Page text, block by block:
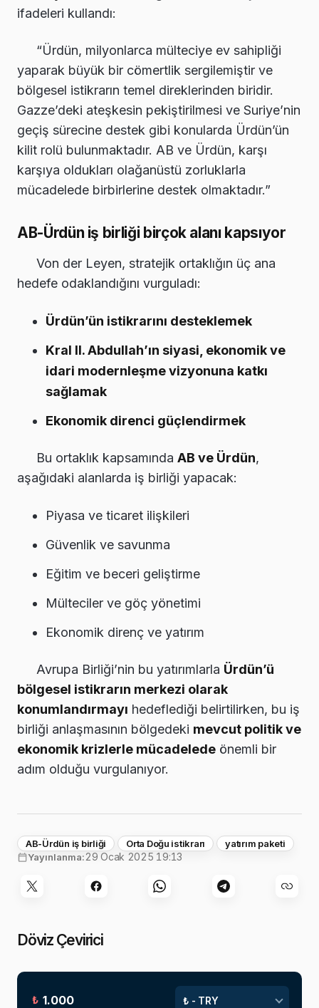
ifadeleri kullandı:
“Ürdün, milyonlarca mülteciye ev sahipliği
yaparak büyük bir cömertlik sergilemiştir ve
bölgesel istikrarın temel direklerinden biridir.
Gazze’deki ateşkesin pekiştirilmesi ve Suriye’nin
geçiş sürecine destek gibi konularda Ürdün’ün
kilit rolü bulunmaktadır. AB ve Ürdün, karşı
karşıya oldukları olağanüstü zorluklarla
mücadelede birbirlerine destek olmaktadır.”
AB-Ürdün iş birliği birçok alanı kapsıyor
Von der Leyen, stratejik ortaklığın üç ana
hedefe odaklandığını vurguladı:
Ürdün’ün istikrarını desteklemek
Kral II. Abdullah’ın siyasi, ekonomik ve
idari modernleşme vizyonuna katkı
sağlamak
Ekonomik direnci güçlendirmek
Bu ortaklık kapsamında AB ve Ürdün,
aşağıdaki alanlarda iş birliği yapacak:
Piyasa ve ticaret ilişkileri
Güvenlik ve savunma
Eğitim ve beceri geliştirme
Mülteciler ve göç yönetimi
Ekonomik direnç ve yatırım
Avrupa Birliği’nin bu yatırımlarla Ürdün’ü
bölgesel istikrarın merkezi olarak
konumlandırmayı hedeflediği belirtilirken, bu iş
birliği anlaşmasının bölgedeki mevcut politik ve
ekonomik krizlerle mücadelede önemli bir
adım olduğu vurgulanıyor.
AB-Ürdün iş birliği Orta Doğu istikrarı
yatırım paketi
Yayınlanma:29 Ocak 2025 19:13
Döviz Çevirici
₺